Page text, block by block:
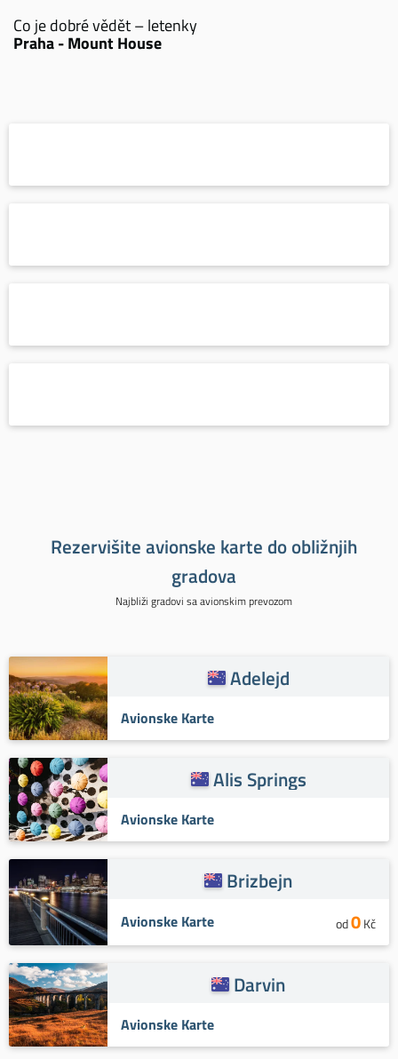
Co je dobré vědět – letenky
Praha - Mount House
Rezervišite avionske karte do obližnjih
gradova
Najbliži gradovi sa avionskim prevozom
Adelejd
Avionske Karte
Alis Springs
Avionske Karte
Brizbejn
Avionske Karte od0Kč
Darvin
Avionske Karte